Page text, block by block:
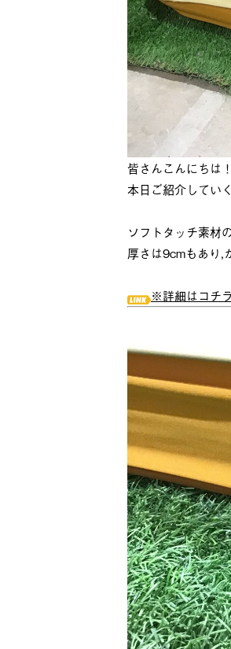
皆さんこんにちは！
本日ご紹介してい
ソフトタッチ素材
厚さは9cmもあり,
※詳細はコチラ